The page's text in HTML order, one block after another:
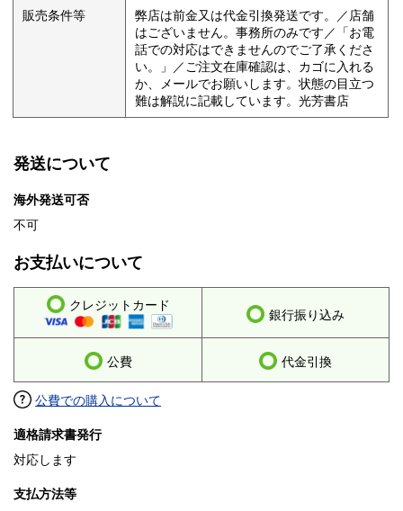
販売条件等
弊店は前金又は代金引換発送です。／店舗
はございません。事務所のみです／「お電
話での対応はできませんのでご了承くださ
い。」／ご注文在庫確認は、カゴに入れる
か、メールでお願いします。状態の目立つ
難は解説に記載しています。光芳書店
発送について
海外発送可否
不可
お支払いについて
クレジットカード
銀行振り込み
公費 代金引換
公費での購入について
適格請求書発行
対応します
支払方法等